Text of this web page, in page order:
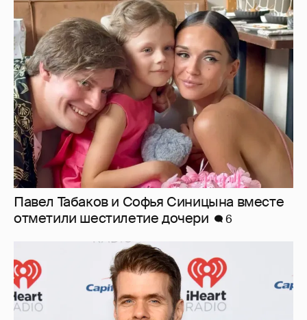
Павел Табаков и Софья Синицына вместе
отметили шестилетие дочери
6
Бывшего голливудского сплетника Переса
Хилтона госпитализировали после
прямого эфира с селфхармом
3